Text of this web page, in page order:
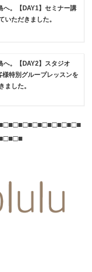
へ。【DAY1】セミナー講
いただきました。
へ。【DAY2】スタジオ
様特別グループレッスンを
ました。